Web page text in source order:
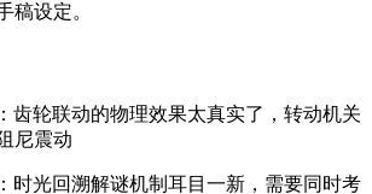
稿设定。
齿轮联动的物理效果太真实了，转动机关
尼震动
时光回溯解谜机制耳目一新，需要同时考